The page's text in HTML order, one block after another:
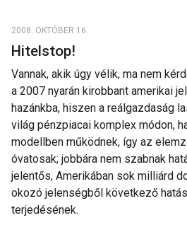
2008. OKTÓBER 16.
Hitelstop!
Vannak, akik úgy vélik, ma nem
a 2007 nyarán kirobbant amerikai
hazánkba, hiszen a reálgazdaság
világ pénzpiacai komplex módon,
modellben működnek, így az
óvatosak; jobbára nem szabnak
jelentős, Amerikában sok milliárd
okozó jelenségből következő
terjedésének.